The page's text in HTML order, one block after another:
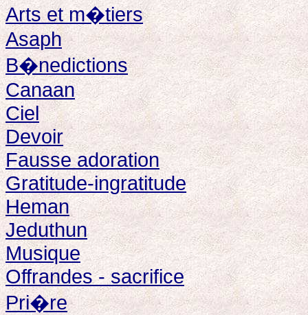
Arts et m�tiers
Asaph
B�nedictions
Canaan
Ciel
Devoir
Fausse adoration
Gratitude-ingratitude
Heman
Jeduthun
Musique
Offrandes - sacrifice
Pri�re